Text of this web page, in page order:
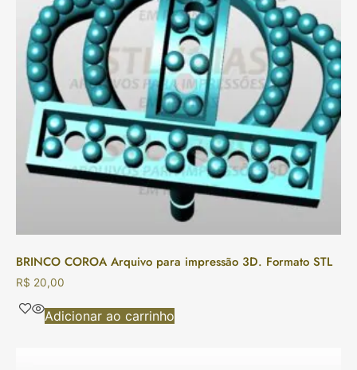
BRINCO COROA Arquivo para impressão 3D. Formato STL
R$ 20,00
Adicionar ao carrinho